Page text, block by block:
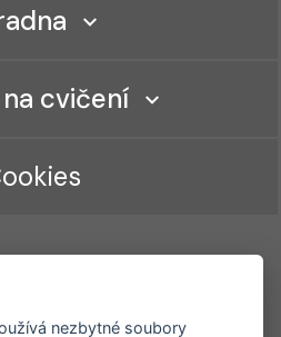
cvičení
nezbytné soubory